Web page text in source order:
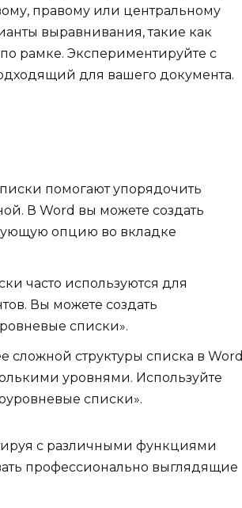
правому или центральному
выравнивания, такие как
рамке. Экспериментируйте с
для вашего документа.
помогают упорядочить
В Word вы можете создать
опцию во вкладке
часто используются для
Вы можете создать
списки».
структуры списка в Word
уровнями. Используйте
списки».
с различными функциями
профессионально выглядящие